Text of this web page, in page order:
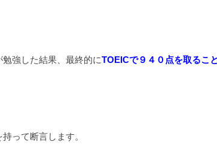
勉強した結果、最終的にTOEICで９４０点を取るこ
持って断言します。